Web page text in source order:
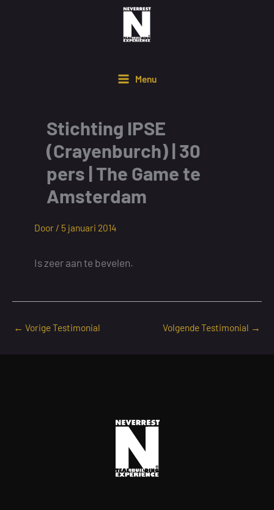
Menu
Stichting IPSE
(Crayenburch) | 30
pers | The Game te
Amsterdam
Door / 5 januari 2014
Is zeer aan te bevelen.
← Vorige Testimonial Volgende Testimonial →